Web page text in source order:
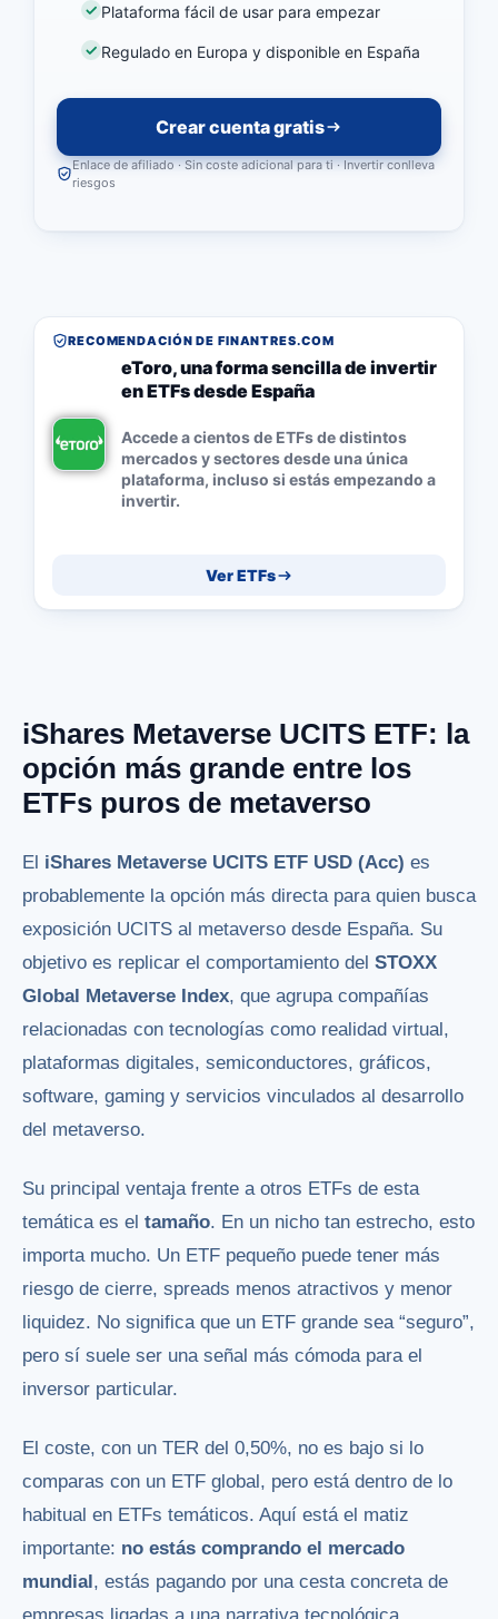
Plataforma fácil de usar para empezar
Regulado en Europa y disponible en España
Crear cuenta gratis
Enlace de afiliado · Sin coste adicional para ti · Invertir conlleva
riesgos
RECOMENDACIÓN DE FINANTRES.COM
eToro, una forma sencilla de invertir
en ETFs desde España
Accede a cientos de ETFs de distintos
mercados y sectores desde una única
plataforma, incluso si estás empezando a
invertir.
Ver ETFs
iShares Metaverse UCITS ETF: la
opción más grande entre los
ETFs puros de metaverso
El iShares Metaverse UCITS ETF USD (Acc) es
probablemente la opción más directa para quien busca
exposición UCITS al metaverso desde España. Su
objetivo es replicar el comportamiento del STOXX
Global Metaverse Index, que agrupa compañías
relacionadas con tecnologías como realidad virtual,
plataformas digitales, semiconductores, gráficos,
software, gaming y servicios vinculados al desarrollo
del metaverso.
Su principal ventaja frente a otros ETFs de esta
temática es el tamaño. En un nicho tan estrecho, esto
importa mucho. Un ETF pequeño puede tener más
riesgo de cierre, spreads menos atractivos y menor
liquidez. No significa que un ETF grande sea “seguro”,
pero sí suele ser una señal más cómoda para el
inversor particular.
El coste, con un TER del 0,50%, no es bajo si lo
comparas con un ETF global, pero está dentro de lo
habitual en ETFs temáticos. Aquí está el matiz
importante: no estás comprando el mercado
mundial, estás pagando por una cesta concreta de